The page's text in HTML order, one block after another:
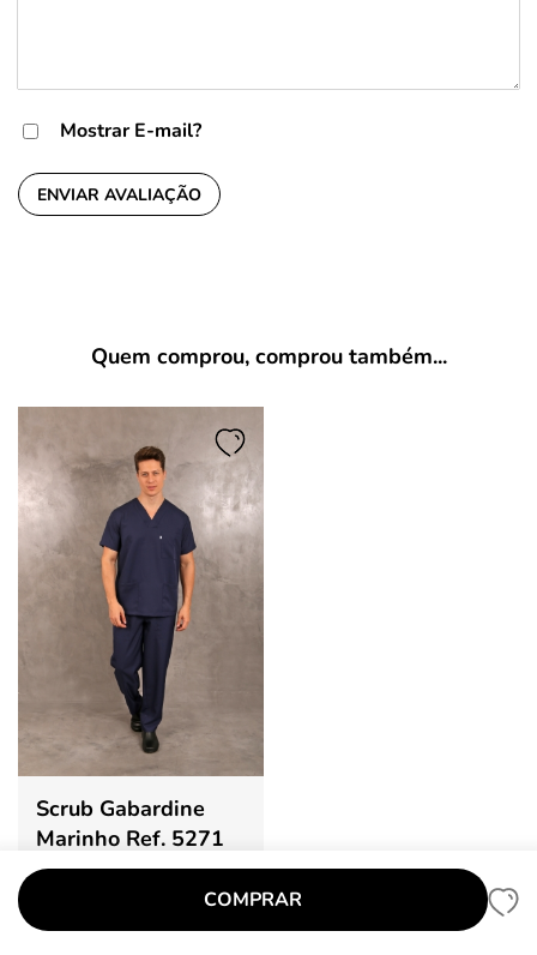
COMPRAR
Mostrar E-mail?
ENVIAR AVALIAÇÃO
Quem comprou, comprou também...
Scrub Gabardine
Marinho Ref. 5271